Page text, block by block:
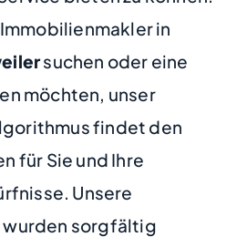
in
suchen oder eine
möchten, unser
findet den
für Sie und Ihre
Unsere
sorgfältig